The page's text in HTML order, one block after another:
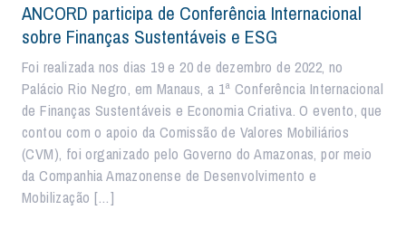
ANCORD participa de Conferência Internacional
sobre Finanças Sustentáveis e ESG
Foi realizada nos dias 19 e 20 de dezembro de 2022, no
Palácio Rio Negro, em Manaus, a 1ª Conferência Internacional
de Finanças Sustentáveis e Economia Criativa. O evento, que
contou com o apoio da Comissão de Valores Mobiliários
(CVM), foi organizado pelo Governo do Amazonas, por meio
da Companhia Amazonense de Desenvolvimento e
Mobilização […]